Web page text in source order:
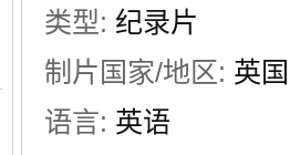
类型: 纪录片
制片国家/地区: 英国
语言: 英语